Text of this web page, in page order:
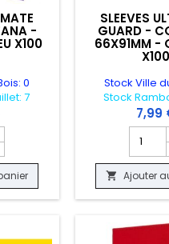
MINI NOIR - 160 CARTES
-
X100
0
7
du produit SLEEVES
SLEEVES
GUARD -
66X91MM -
X100
Stock Ville
Stock
7,99
 Ajouter